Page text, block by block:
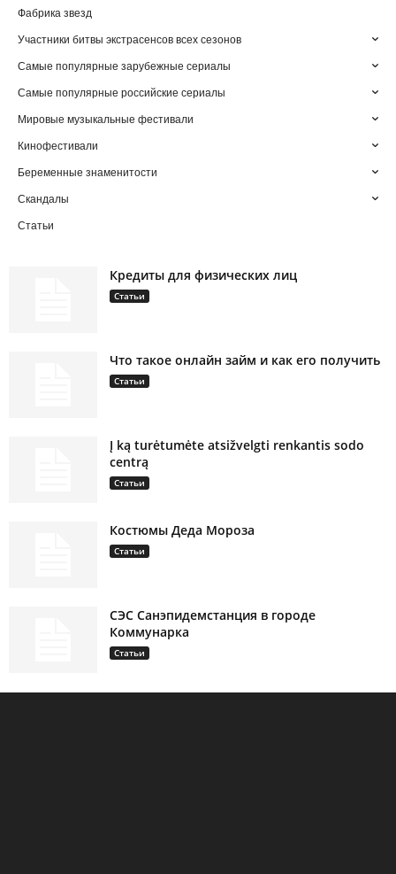
Фабрика звезд
Участники битвы экстрасенсов всех сезонов
Самые популярные зарубежные сериалы
Самые популярные российские сериалы
Мировые музыкальные фестивали
Кинофестивали
Беременные знаменитости
Скандалы
Статьи
Кредиты для физических лиц
Статьи
Что такое онлайн займ и как его получить
Статьи
Į ką turėtumėte atsižvelgti renkantis sodo
centrą
Статьи
Костюмы Деда Мороза
Статьи
СЭС Санэпидемстанция в городе
Коммунарка
Статьи